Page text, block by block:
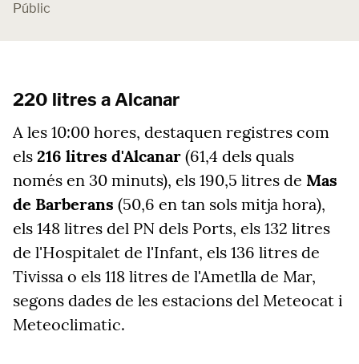
Públic
220 litres a Alcanar
A les 10:00 hores, destaquen registres com
els 216 litres d'Alcanar (61,4 dels quals
només en 30 minuts), els 190,5 litres de Mas
de Barberans (50,6 en tan sols mitja hora),
els 148 litres del PN dels Ports, els 132 litres
de l'Hospitalet de l'Infant, els 136 litres de
Tivissa o els 118 litres de l'Ametlla de Mar,
segons dades de les estacions del Meteocat i
Meteoclimatic.